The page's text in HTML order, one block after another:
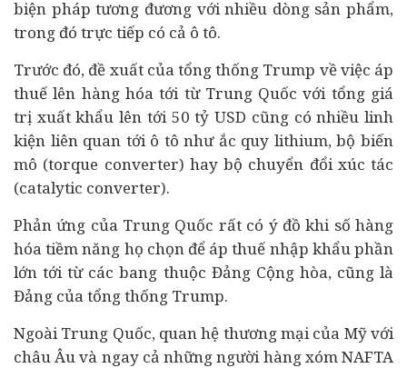
biện pháp tương đương với nhiều dòng sản phẩm,
trong đó trực tiếp có cả ô tô.
Trước đó, đề xuất của tổng thống Trump về việc áp
thuế lên hàng hóa tới từ Trung Quốc với tổng giá
trị xuất khẩu lên tới 50 tỷ USD cũng có nhiều linh
kiện liên quan tới ô tô như ắc quy lithium, bộ biến
mô (torque converter) hay bộ chuyển đổi xúc tác
(catalytic converter).
Phản ứng của Trung Quốc rất có ý đồ khi số hàng
hóa tiềm năng họ chọn để áp thuế nhập khẩu phần
lớn tới từ các bang thuộc Đảng Cộng hòa, cũng là
Đảng của tổng thống Trump.
Ngoài Trung Quốc, quan hệ thương mại của Mỹ với
châu Âu và ngay cả những người hàng xóm NAFTA